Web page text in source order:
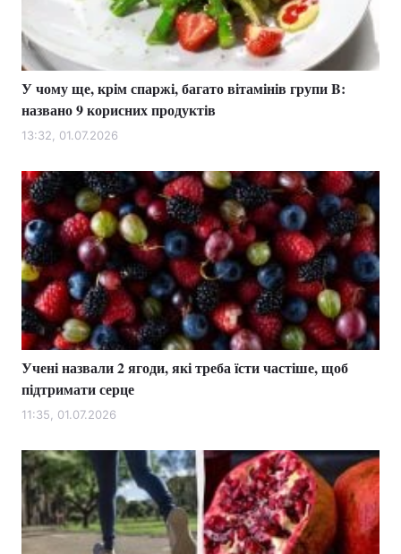
У чому ще, крім спаржі, багато вітамінів групи B:
названо 9 корисних продуктів
13:32, 01.07.2026
Учені назвали 2 ягоди, які треба їсти частіше, щоб
підтримати серце
11:35, 01.07.2026